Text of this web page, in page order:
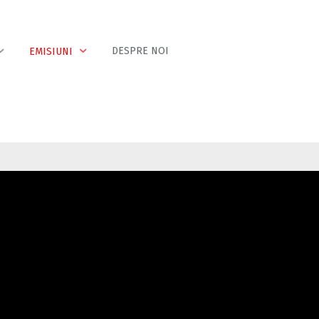
EMISIUNI DESPRE NOI